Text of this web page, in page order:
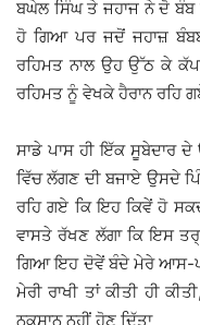
ਬਘੇਲ ਸਿੰਘ ਤੇ ਜਹਾਜ ਨੇ ਦੋ
ਹੋ ਗਿਆ ਪਰ ਜਦੋਂ ਜਹਾਜ਼
ਰਹਿਮਤ ਨਾਲ ਉਹ ਉੱਠ ਕੇ
ਰਹਿਮਤ ਨੂੰ ਵੇਖਕੇ ਹੈਰਾਨ ਰਹਿ
ਸਾਡੇ ਪਾਸ ਹੀ ਇੱਕ ਸੂਬੇਦਾਰ ਦੇ
ਵਿੱਚ ਲੱਗਣ ਦੀ ਬਜਾਏ ਉਸਦੇ
ਰਹਿ ਗਏ ਕਿ ਇਹ ਕਿਵੇਂ ਹੋ
ਵਾਸਤੇ ਰੱਖਣ ਲੱਗਾ ਕਿ ਇਸ
ਗਿਆ ਇਹ ਦੋਵੇਂ ਬੰਦੇ ਮੇਰੇ ਆਸ-
ਮੇਰੀ ਰਾਖੀ ਤਾਂ ਕੀਤੀ ਹੀ
ਨੁਕਸਾਨ ਨਹੀਂ ਹੋਣ ਦਿੱਤਾ